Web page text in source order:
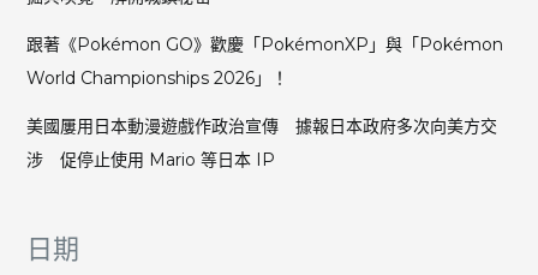
跟著《Pokémon GO》歡慶「PokémonXP」與「Pokémon
World Championships 2026」！
美國屢用日本動漫遊戲作政治宣傳 據報日本政府多次向美方交
涉 促停止使用 Mario 等日本 IP
日期